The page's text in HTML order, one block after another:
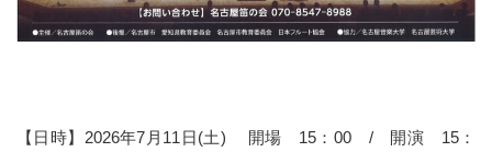
【日時】2026年7月11日(土) 開場 15：00 / 開演 15：